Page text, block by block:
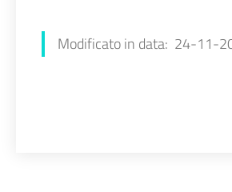
Modificato in data: 24-11-